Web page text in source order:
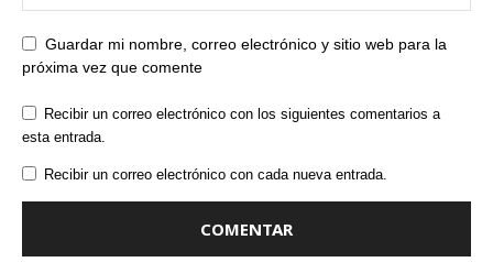
Guardar mi nombre, correo electrónico y sitio web para la
próxima vez que comente
Recibir un correo electrónico con los siguientes comentarios a
esta entrada.
Recibir un correo electrónico con cada nueva entrada.